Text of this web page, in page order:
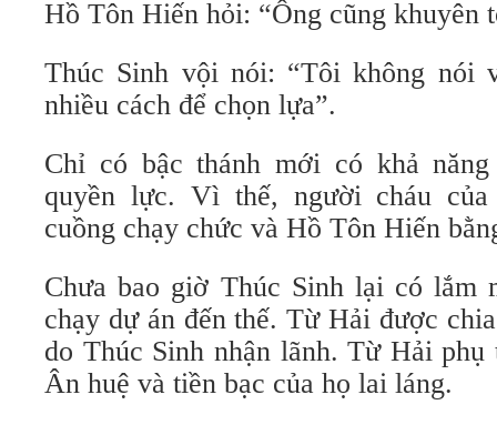
Hồ Tôn Hiến hỏi: “Ông cũng khuyên
Thúc Sinh vội nói: “Tôi không nói
nhiều cách để chọn lựa”.
Chỉ có bậc thánh mới có khả
quyền lực. Vì thế, người cháu
cuồng chạy chức và Hồ Tôn Hiến
Chưa bao giờ Thúc Sinh lại có lắm
chạy dự án đến thế. Từ Hải được
do Thúc Sinh nhận lãnh. Từ Hải phụ
Ân huệ và tiền bạc của họ lai láng.